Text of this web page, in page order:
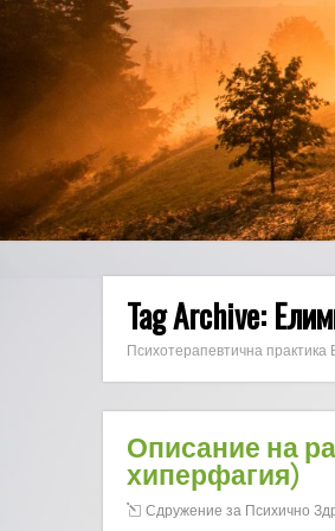
Tag Archive:
Психотерапевтична практика
Описание на
хиперфагия)
Сдружение за Психично